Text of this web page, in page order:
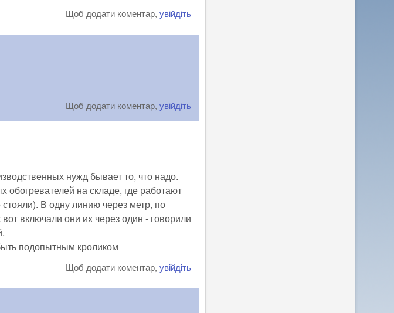
Щоб додати коментар,увійдіть
Щоб додати коментар,увійдіть
нужд бывает то, что надо.
на складе, где работают
В одну линию через метр, по
включали они их через один - говорили
подопытным кроликом
Щоб додати коментар,увійдіть